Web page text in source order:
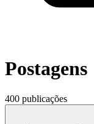
Postagens
400 publicações